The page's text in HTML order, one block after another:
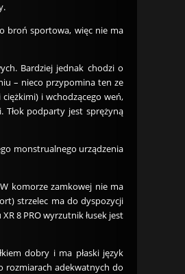
broń sportowa, więc nie ma
Bardziej jednak chodzi o
– nieco przypomina ten ze
i wchodzącego weń,
Tłok podparty jest sprężyną
monstrualnego urządzenia
komorze zamkowej nie ma
strzelec ma do dyspozycji
8 PRO wyrzutnik łusek jest
dobry i ma płaski język
rozmiarach adekwatnych do